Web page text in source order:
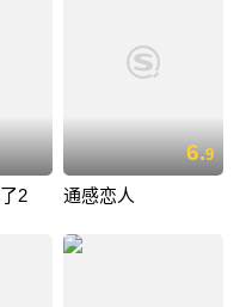
2
6.9
通感恋人